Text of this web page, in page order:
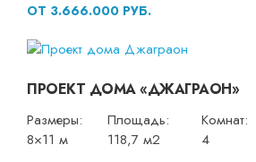
ОТ 3.666.000 РУБ.
ПРОЕКТ ДОМА «ДЖАГРАОН»
Размеры:
8×11 м
Площадь:
118,7 м2
Комнат:
4